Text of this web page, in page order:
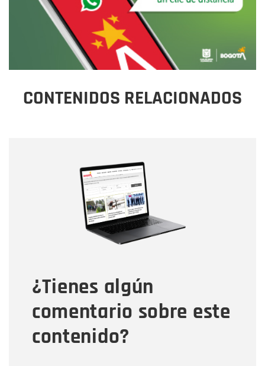
CONTENIDOS RELACIONADOS
¿Tienes algún
comentario sobre este
contenido?
Correo electrónico
Tipo de comentario
Mensaje